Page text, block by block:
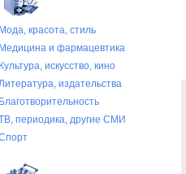
Мода, красота, стиль
Медицина и фармацевтика
Культура, искусство, кино
издательства
Благотворительность
периодика, другие СМИ